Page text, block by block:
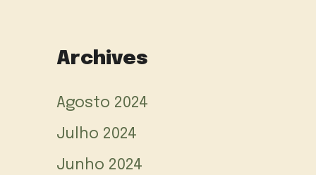
Archives
Agosto 2024
Julho 2024
Junho 2024